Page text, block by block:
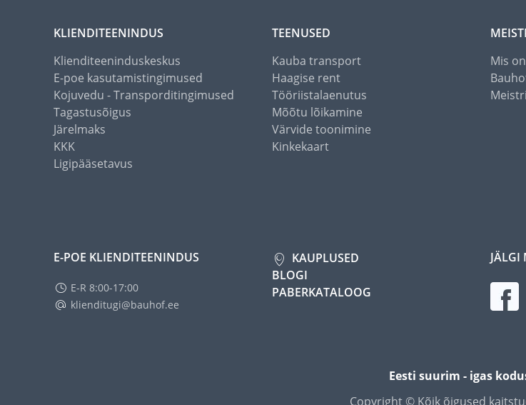
KLIENDITEENINDUS
Klienditeeninduskeskus
E-poe kasutamistingimused
Kojuvedu - Transporditingimused
Tagastusõigus
Järelmaks
KKK
Ligipääsetavus
TEENUSED
Kauba transport
Haagise rent
Tööriistalaenutus
Mõõtu lõikamine
Värvide toonimine
Kinkekaart
Mis
E-POE KLIENDITEENINDUS
E-R 8:00-17:00
klienditugi@bauhof.ee
KAUPLUSED
BLOGI
PABERKATALOOG
JÄLGI
Eesti suurim - igas
Copyright © Kõik õigused